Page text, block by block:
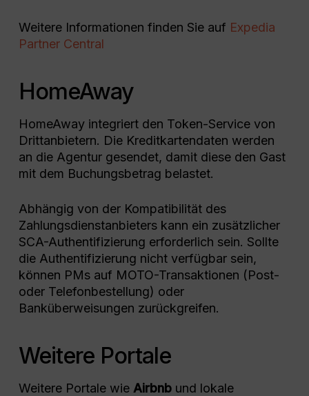
Weitere Informationen finden Sie auf Expedia
Partner Central
HomeAway
HomeAway integriert den Token-Service von
Drittanbietern. Die Kreditkartendaten werden
an die Agentur gesendet, damit diese den Gast
mit dem Buchungsbetrag belastet.
Abhängig von der Kompatibilität des
Zahlungsdienstanbieters kann ein zusätzlicher
SCA-Authentifizierung erforderlich sein. Sollte
die Authentifizierung nicht verfügbar sein,
können PMs auf MOTO-Transaktionen (Post-
oder Telefonbestellung) oder
Banküberweisungen zurückgreifen.
Weitere Portale
Weitere Portale wie Airbnb und lokale